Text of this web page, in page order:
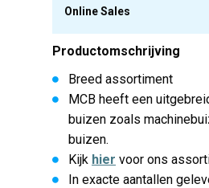
Online Sales
Productomschrijving
Breed assortiment
MCB heeft een
buizen zoals
buizen.
Kijk hier voor ons
In exacte aantallen